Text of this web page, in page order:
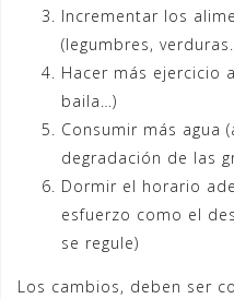
Incrementar los
(legumbres,
Hacer más ejercicio
baila…)
Consumir más agua
degradación de las
Dormir el horario
esfuerzo como el
se regule)
Los cambios, deben ser